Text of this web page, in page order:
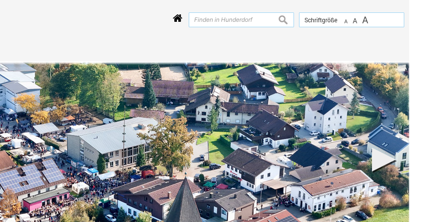
Schriftgröße A A A
suchen